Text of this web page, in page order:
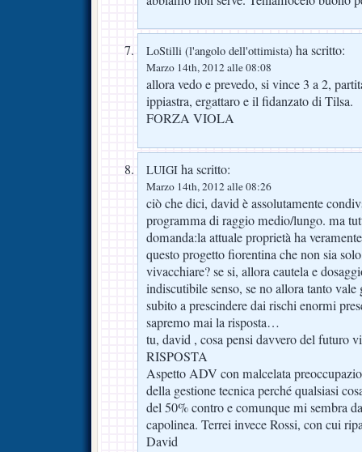
LoStilli (l'angolo dell'ottimista) ha scritto:
Marzo 14th, 2012 alle 08:08
allora vedo e prevedo, si vince 3 a 2,
ippiastra, ergattaro e il fidanzato di Tilsa.
FORZA VIOLA
LUIGI ha scritto:
Marzo 14th, 2012 alle 08:26
ciò che dici, david è assolutamente
programma di raggio medio/lungo. ma
domanda:la attuale proprietà ha
questo progetto fiorentina che non sia
vivacchiare? se si, allora cautela e
indiscutibile senso, se no allora tanto
subito a prescindere dai rischi enormi
sapremo mai la risposta…
tu, david , cosa pensi davvero del futuro
RISPOSTA
Aspetto ADV con malcelata
della gestione tecnica perché qualsiasi
del 50% contro e comunque mi sembra
capolinea. Terrei invece Rossi, con cui
David